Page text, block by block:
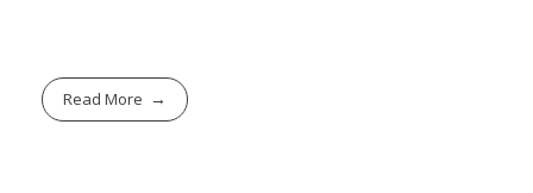
Read More